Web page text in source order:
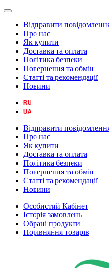
Відправити
Про нас
Як купити
Доставка та оплата
Політика безпеки
Повернення та обмін
Статті та рекомендації
Новини
Відправити
Про нас
Як купити
Доставка та оплата
Політика безпеки
Повернення та обмін
Статті та рекомендації
Новини
Особистий Кабінет
Історія замовлень
Обрані продукти
Порівняння товарів